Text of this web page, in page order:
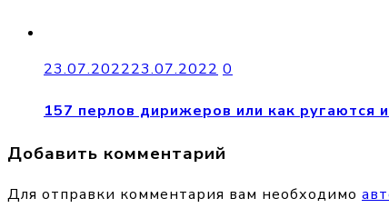
23.07.202223.07.2022 0
157 перлов дирижеров или как ругаются
Добавить комментарий
Для отправки комментария вам необходимо